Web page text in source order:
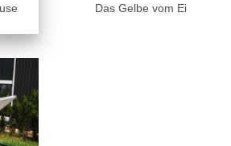
Das Gelbe vom Ei